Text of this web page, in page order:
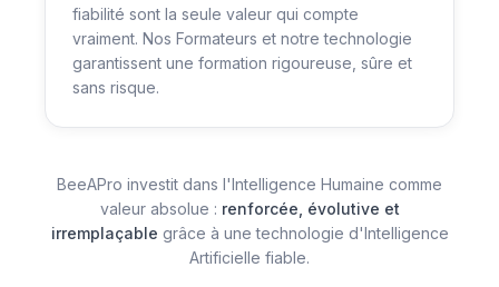
fiabilité sont la seule valeur qui compte
vraiment. Nos Formateurs et notre technologie
garantissent une formation rigoureuse, sûre et
sans risque.
BeeAPro investit dans l'Intelligence Humaine comme
valeur absolue : renforcée, évolutive et
irremplaçable grâce à une technologie d'Intelligence
Artificielle fiable.